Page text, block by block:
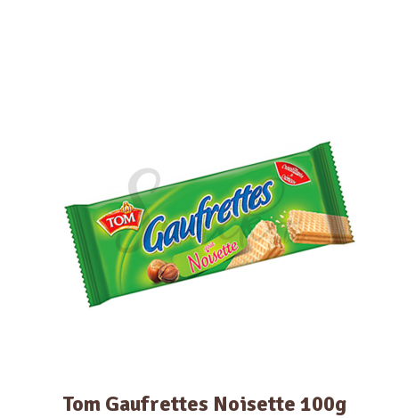
Tom Gaufrettes Noisette 100g